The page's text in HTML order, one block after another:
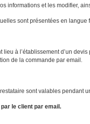
informations et les modifier,
sont présentées en
lieu à l’établissement d’un
de la commande par email.
sont valables pendant
le client par email.